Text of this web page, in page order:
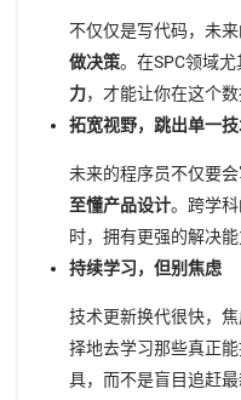
不仅仅是写代码，未
做决策。在SPC领域
力，才能让你在这个
拓宽视野，跳出单一
未来的程序员不仅要
至懂产品设计。跨学
时，拥有更强的解决能
持续学习，但别焦虑
技术更新换代很快，
择地去学习那些真正
具，而不是盲目追赶